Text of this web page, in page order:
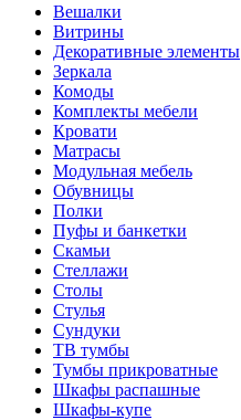
Вешалки
Витрины
Декоративные элементы
Зеркала
Комоды
Комплекты мебели
Кровати
Матрасы
Модульная мебель
Обувницы
Полки
Пуфы и банкетки
Скамьи
Стеллажи
Столы
Стулья
Сундуки
ТВ тумбы
Тумбы прикроватные
Шкафы распашные
Шкафы-купе